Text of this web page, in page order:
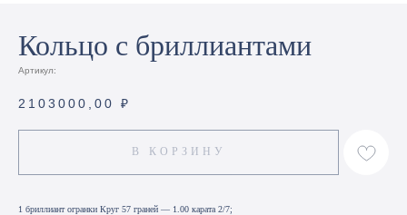
Кольцо с бриллиантами
Артикул:
2103000,00 ₽
В КОРЗИНУ
1 бриллиант огранки Круг 57 граней — 1.00 карата 2/7;